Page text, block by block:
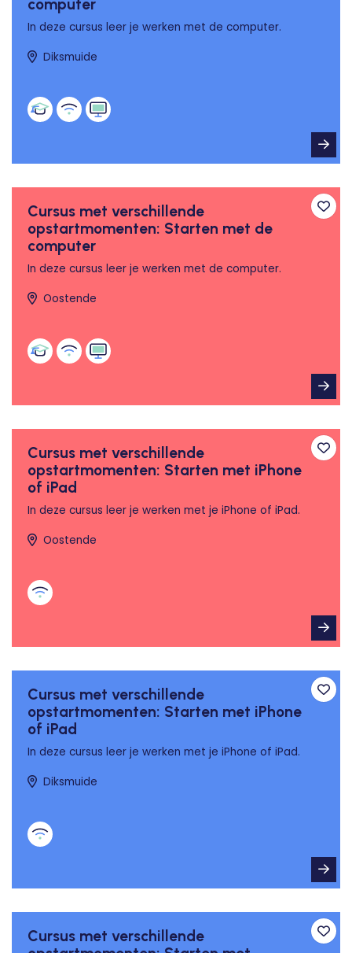
computer
In deze cursus leer je werken met de computer.
Diksmuide
Cursus met verschillende
opstartmomenten: Starten met de
computer
In deze cursus leer je werken met de computer.
Oostende
Cursus met verschillende
opstartmomenten: Starten met iPhone
of iPad
In deze cursus leer je werken met je iPhone of iPad.
Oostende
Cursus met verschillende
opstartmomenten: Starten met iPhone
of iPad
In deze cursus leer je werken met je iPhone of iPad.
Diksmuide
Cursus met verschillende